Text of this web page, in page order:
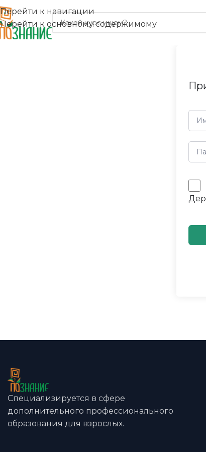
Перейти к навигации
Перейти к основному содержимому
Специализируется в сфере
дополнительного профессионального
образования для взрослых.